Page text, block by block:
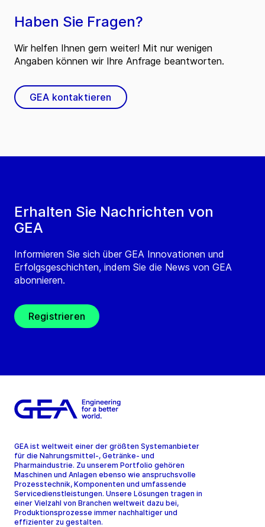
Erhalten Sie Nachrichten von
GEA
Informieren Sie sich über GEA Innovationen und
Erfolgsgeschichten, indem Sie die News von GEA
abonnieren.
Registrieren
Haben Sie Fragen?
Wir helfen Ihnen gern weiter! Mit nur wenigen
Angaben können wir Ihre Anfrage beantworten.
GEA kontaktieren
GEA ist weltweit einer der größten Systemanbieter
für die Nahrungsmittel-, Getränke- und
Pharmaindustrie. Zu unserem Portfolio gehören
Maschinen und Anlagen ebenso wie anspruchsvolle
Prozesstechnik, Komponenten und umfassende
Servicedienstleistungen. Unsere Lösungen tragen in
einer Vielzahl von Branchen weltweit dazu bei,
Produktionsprozesse immer nachhaltiger und
effizienter zu gestalten.